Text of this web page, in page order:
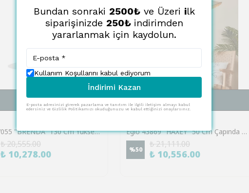
SEPETE EKLE
Eglo 87055 "BRENDA" 130 Cm Yüksekliğinde Plastik, Çelik Beyaz, Krom Sarkıt Avize
₺ 20,555.00
₺ 10,278.00
SEPETE EKLE
Eglo 43869 "HAXEY" 50 Cm Çapında Çelik Siyah Sarkıt Avize
%50
₺ 21,111.00
₺ 10,556.00
Bundan sonraki 2500₺ve Üzeri ilk
siparişinizde 250₺ indirimden
yararlanmak için kaydolun.
Kullanım Koşullarını kabul ediyorum
İndirimi Kazan
E-posta adresinizi girerek pazarlama ve tanıtım ile ilgili iletişim almayı kabul
edersiniz ve Gizlilik Politikamızı okuduğunuzu ve kabul ettiğinizi onaylarsınız.